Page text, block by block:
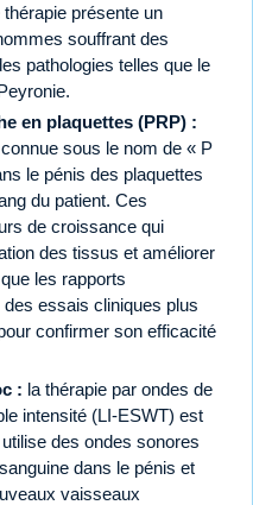
présente un
souffrant des
pathologies telles que le
en plaquettes (PRP) :
sous le nom de « P
le pénis des plaquettes
du patient. Ces
de croissance qui
des tissus et améliorer
les rapports
essais cliniques plus
confirmer son efficacité
: la thérapie par ondes de
intensité (LI-ESWT) est
des ondes sonores
dans le pénis et
vaisseaux